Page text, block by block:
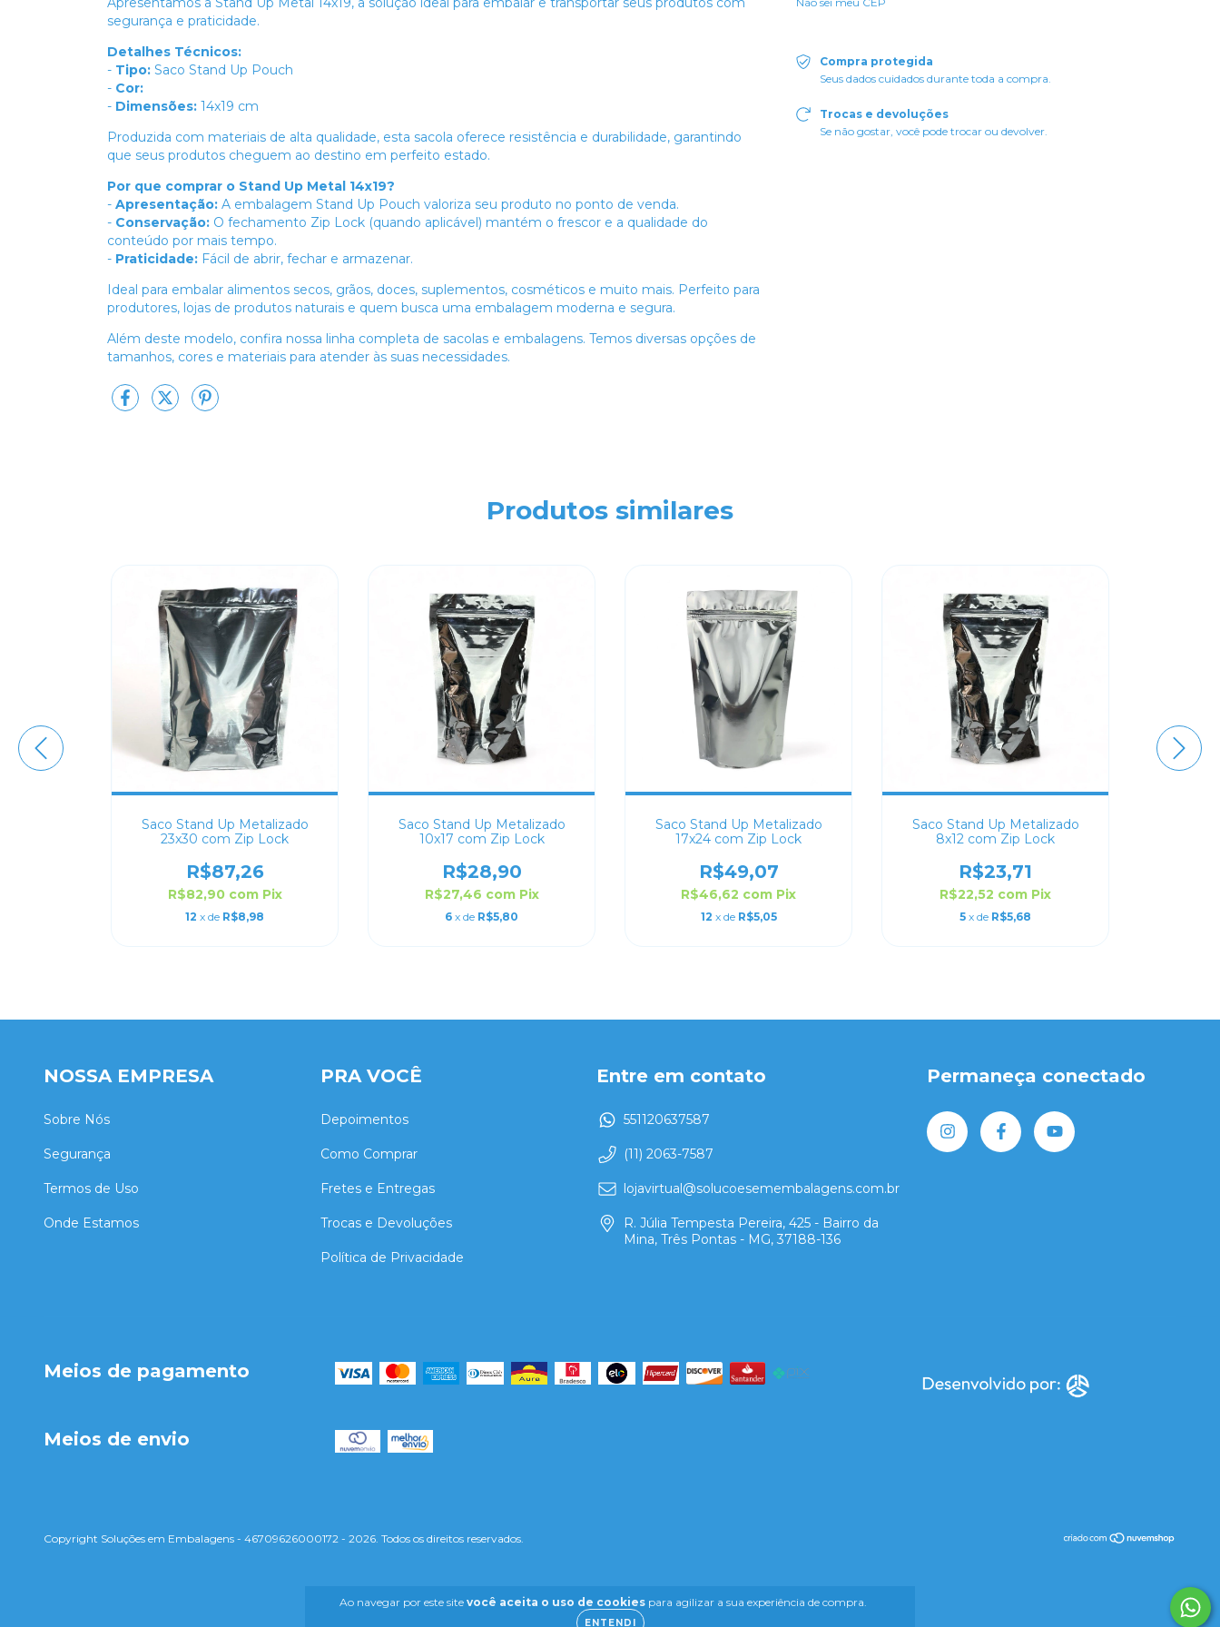
Ao navegar por este site você aceita o uso de cookiespara agilizar a sua experiência de compra.
ENTENDI
segurança e praticidade.
Detalhes Técnicos:
- Tipo: Saco Stand Up Pouch
- Cor:
- Dimensões: 14x19 cm
Produzida com materiais de alta qualidade, esta sacola oferece resistência e durabilidade, garantindo
que seus produtos cheguem ao destino em perfeito estado.
Por que comprar o Stand Up Metal 14x19?
- Apresentação: A embalagem Stand Up Pouch valoriza seu produto no ponto de venda.
- Conservação: O fechamento Zip Lock (quando aplicável) mantém o frescor e a qualidade do
conteúdo por mais tempo.
- Praticidade: Fácil de abrir, fechar e armazenar.
Ideal para embalar alimentos secos, grãos, doces, suplementos, cosméticos e muito mais. Perfeito para
produtores, lojas de produtos naturais e quem busca uma embalagem moderna e segura.
Além deste modelo, confira nossa linha completa de sacolas e embalagens. Temos diversas opções de
tamanhos, cores e materiais para atender às suas necessidades.
Compra protegida
Seus dados cuidados durante toda a compra.
Trocas e devoluções
Se não gostar, você pode trocar ou devolver.
Produtos similares
Saco Stand Up Metalizado
23x30 com Zip Lock
R$87,26
R$82,90 com Pix
12 x de R$8,98
Saco Stand Up Metalizado
10x17 com Zip Lock
R$28,90
R$27,46 com Pix
6 x de R$5,80
Saco Stand Up Metalizado
17x24 com Zip Lock
R$49,07
R$46,62 com Pix
12 x de R$5,05
Saco Stand Up Metalizado
8x12 com Zip Lock
R$23,71
R$22,52 com Pix
5 x de R$5,68
NOSSA EMPRESA
Sobre Nós
Segurança
Termos de Uso
Onde Estamos
PRA VOCÊ
Depoimentos
Como Comprar
Fretes e Entregas
Trocas e Devoluções
Política de Privacidade
Entre em contato
551120637587
(11) 2063-7587
lojavirtual@solucoesemembalagens.com.br
R. Júlia Tempesta Pereira, 425 - Bairro da
Mina, Três Pontas - MG, 37188-136
Permaneça conectado
Meios de pagamento
Meios de envio
Copyright Soluções em Embalagens - 46709626000172 - 2026. Todos os direitos reservados.